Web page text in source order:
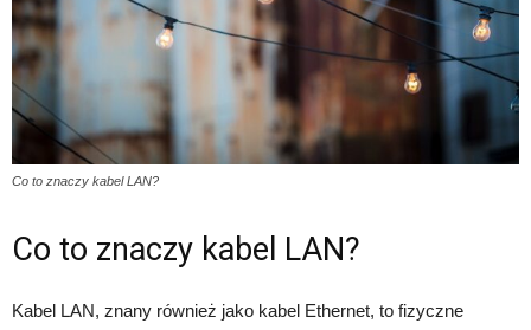
Co to znaczy kabel LAN?
Co to znaczy kabel LAN?
Kabel LAN, znany również jako kabel Ethernet, to fizyczne